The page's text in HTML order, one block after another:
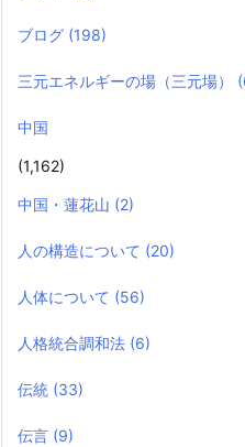
ブログ (198)
三元エネルギーの場（三元場）
中国
(1,162)
中国・蓮花山 (2)
人の構造について (20)
人体について (56)
人格統合調和法 (6)
伝統 (33)
伝言 (9)